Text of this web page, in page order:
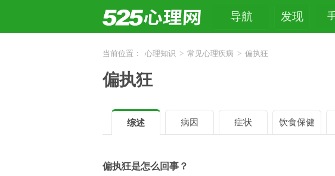
导航 发现
当前位置： 心理知识 > 常见心理疾病 > 偏执狂
偏执狂
综述 病因 症状 饮食保健
偏执狂是怎么回事？